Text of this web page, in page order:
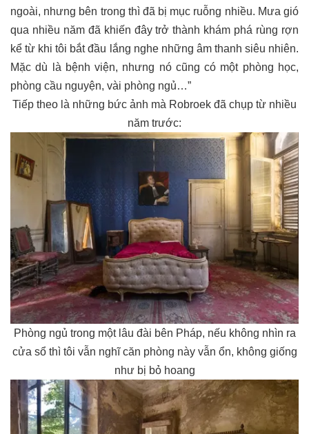
ngoài, nhưng bên trong thì đã bị mục ruỗng nhiều. Mưa gió
qua nhiều năm đã khiến đây trở thành khám phá rùng rợn
kể từ khi tôi bắt đầu lắng nghe những âm thanh siêu nhiên.
Mặc dù là bệnh viện, nhưng nó cũng có một phòng học,
phòng cầu nguyện, vài phòng ngủ…”
Tiếp theo là những bức ảnh mà Robroek đã chụp từ nhiều
năm trước:
Phòng ngủ trong một lâu đài bên Pháp, nếu không nhìn ra
cửa sổ thì tôi vẫn nghĩ căn phòng này vẫn ổn, không giống
như bị bỏ hoang